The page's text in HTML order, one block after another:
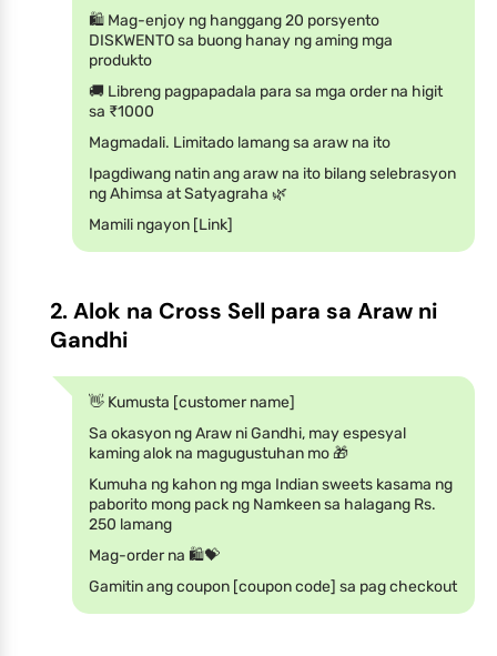
🛍️ Mag-enjoy ng hanggang 20 porsyento
DISKWENTO sa buong hanay ng aming mga
produkto
🚚 Libreng pagpapadala para sa mga order na higit
sa ₹1000
Magmadali. Limitado lamang sa araw na ito
Ipagdiwang natin ang araw na ito bilang selebrasyon
ng Ahimsa at Satyagraha 🌿
Mamili ngayon [Link]
2. Alok na Cross Sell para sa Araw ni
Gandhi
👋 Kumusta [customer name]
Sa okasyon ng Araw ni Gandhi, may espesyal
kaming alok na magugustuhan mo 🎁
Kumuha ng kahon ng mga Indian sweets kasama ng
paborito mong pack ng Namkeen sa halagang Rs.
250 lamang
Mag-order na 🛍️💝
Gamitin ang coupon [coupon code] sa pag checkout